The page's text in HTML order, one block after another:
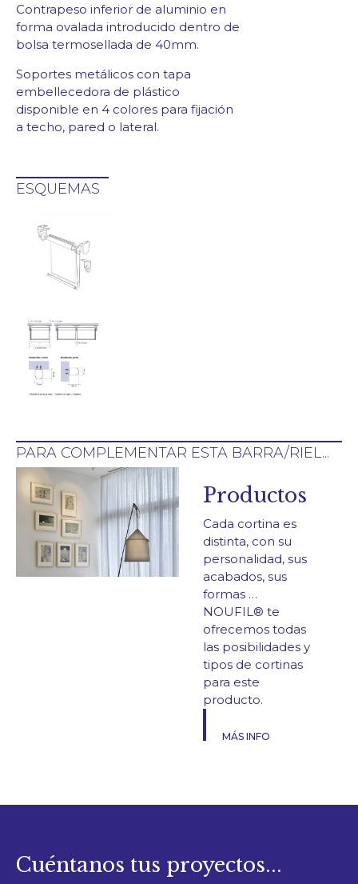
Contrapeso inferior de aluminio en
forma ovalada introducido dentro de
bolsa termosellada de 40mm.
Soportes metálicos con tapa
embellecedora de plástico
disponible en 4 colores para fijación
a techo, pared o lateral.
ESQUEMAS
PARA COMPLEMENTAR ESTA BARRA/RIEL...
Productos
Cada cortina es
distinta, con su
personalidad, sus
acabados, sus
formas …
NOUFIL® te
ofrecemos todas
las posibilidades y
tipos de cortinas
para este
producto.
MÁS INFO
Cuéntanos tus proyectos...